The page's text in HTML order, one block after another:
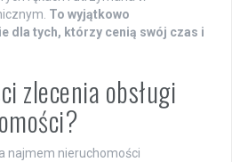
To wyjątkowo
dla tych, którzy cenią swój czas i
zlecenia obsługi
najmem nieruchomości